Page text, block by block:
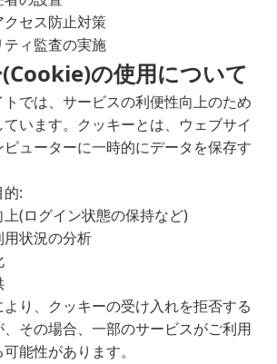
セス防止対策
ィ監査の実施
の使用について
では、サービスの利便性向上のため
います。クッキーとは、ウェブサイ
ピューターに一時的にデータを保存す
的:
(ログイン状態の保持など)
用状況の分析
り、クッキーの受け入れを拒否する
その場合、一部のサービスがご利用
能性があります。